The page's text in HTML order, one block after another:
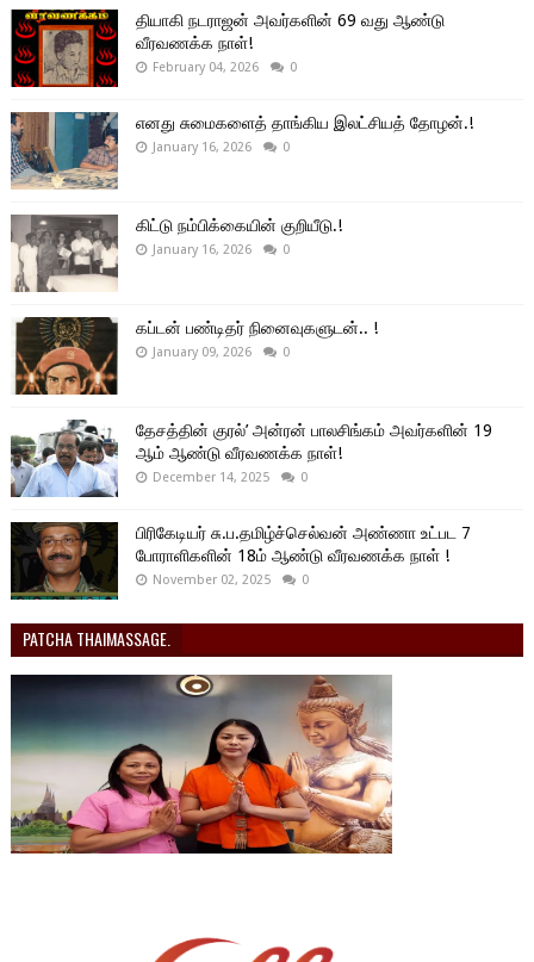
தியாகி நடராஜன் அவர்களின் 69 வது ஆண்டு
வீரவணக்க நாள்!
February 04, 2026 0
எனது சுமைகளைத் தாங்கிய இலட்சியத் தோழன்.!
January 16, 2026 0
கிட்டு நம்பிக்கையின் குறியீடு.!
January 16, 2026 0
கப்டன் பண்டிதர் நினைவுகளுடன்.. !
January 09, 2026 0
தேசத்தின் குரல்’ அன்ரன் பாலசிங்கம் அவர்களின் 19
ஆம் ஆண்டு வீரவணக்க நாள்!
December 14, 2025 0
பிரிகேடியர் சு.ப.தமிழ்ச்செல்வன் அண்ணா உட்பட 7
போராளிகளின் 18ம் ஆண்டு வீரவணக்க நாள் !
November 02, 2025 0
PATCHA THAIMASSAGE.